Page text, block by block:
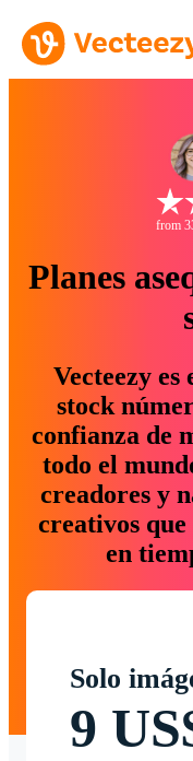
from
Planes
Vecteezy es
stock
confianza de
todo el
creadores y
creativos
en
Solo
9